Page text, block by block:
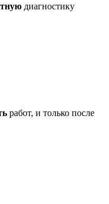
диагностику
работ, и только после